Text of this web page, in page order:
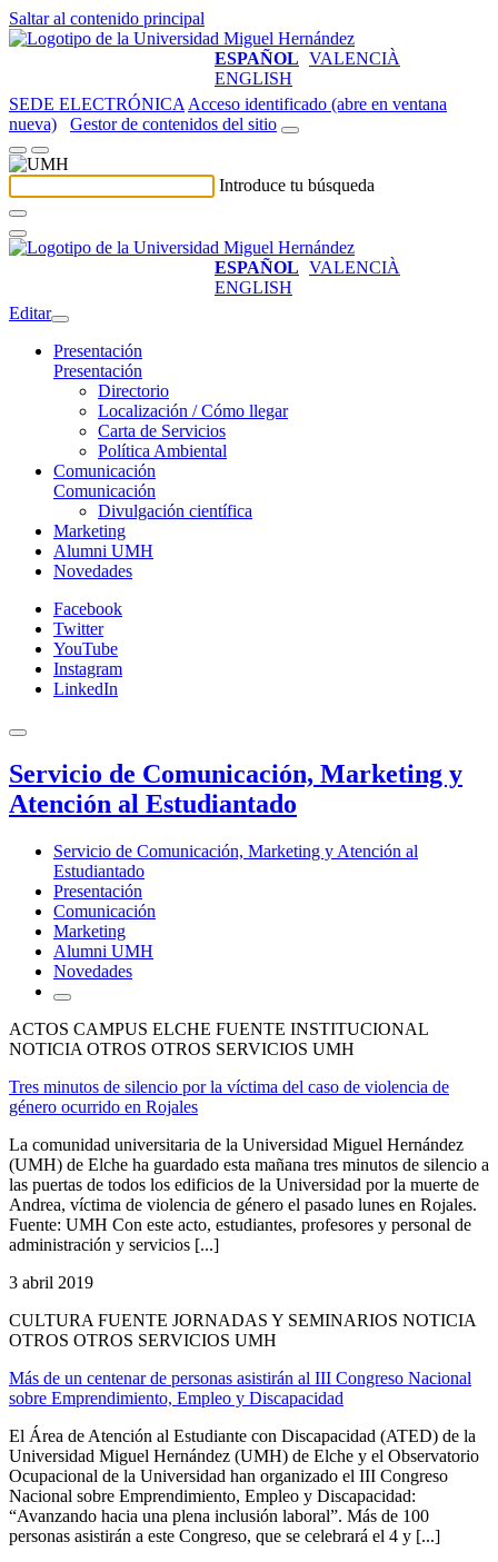
Saltar al contenido principal
ESPAÑOL VALENCIÀ
ENGLISH
SEDE ELECTRÓNICA Acceso identificado (abre en ventana
nueva)
Gestor de contenidos del sitio
Introduce tu búsqueda
ESPAÑOL VALENCIÀ
ENGLISH
Editar
Presentación
Presentación
Directorio
Localización / Cómo llegar
Carta de Servicios
Política Ambiental
Comunicación
Comunicación
Divulgación científica
Marketing
Alumni UMH
Novedades
Facebook
Twitter
YouTube
Instagram
LinkedIn
Servicio de Comunicación, Marketing y
Atención al Estudiantado
Servicio de Comunicación, Marketing y Atención al
Estudiantado
Presentación
Comunicación
Marketing
Alumni UMH
Novedades
ACTOS CAMPUS ELCHE FUENTE INSTITUCIONAL
NOTICIA OTROS OTROS SERVICIOS UMH
Tres minutos de silencio por la víctima del caso de violencia de
género ocurrido en Rojales
La comunidad universitaria de la Universidad Miguel Hernández
(UMH) de Elche ha guardado esta mañana tres minutos de silencio a
las puertas de todos los edificios de la Universidad por la muerte de
Andrea, víctima de violencia de género el pasado lunes en Rojales.
Fuente: UMH Con este acto, estudiantes, profesores y personal de
administración y servicios [...]
3 abril 2019
CULTURA FUENTE JORNADAS Y SEMINARIOS NOTICIA
OTROS OTROS SERVICIOS UMH
Más de un centenar de personas asistirán al III Congreso Nacional
sobre Emprendimiento, Empleo y Discapacidad
El Área de Atención al Estudiante con Discapacidad (ATED) de la
Universidad Miguel Hernández (UMH) de Elche y el Observatorio
Ocupacional de la Universidad han organizado el III Congreso
Nacional sobre Emprendimiento, Empleo y Discapacidad:
“Avanzando hacia una plena inclusión laboral”. Más de 100
personas asistirán a este Congreso, que se celebrará el 4 y [...]